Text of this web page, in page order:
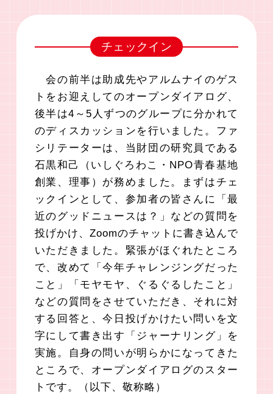
チェックイン
会の前半は助成先やアルムナイのゲス
トをお迎えしてのオープンダイアログ、
後半は4～5人ずつのグループに分かれて
のディスカッションを行いました。ファ
シリテーターは、当財団の研究員である
石黒和己（いしぐろわこ・NPO青春基地
創業、理事）が務めました。まずはチェ
ックインとして、参加者の皆さんに「最
近のグッドニュースは？」などの質問を
投げかけ、Zoomのチャットに書き込んで
いただきました。緊張がほぐれたところ
で、改めて「今年チャレンジングだった
こと」「モヤモヤ、ぐるぐるしたこと」
などの質問をさせていただき、それに対
する回答と、今日投げかけたい問いを文
字にして書き出す「ジャーナリング」を
実施。自身の問いが明らかになってきた
ところで、オープンダイアログのスター
トです。（以下、敬称略）